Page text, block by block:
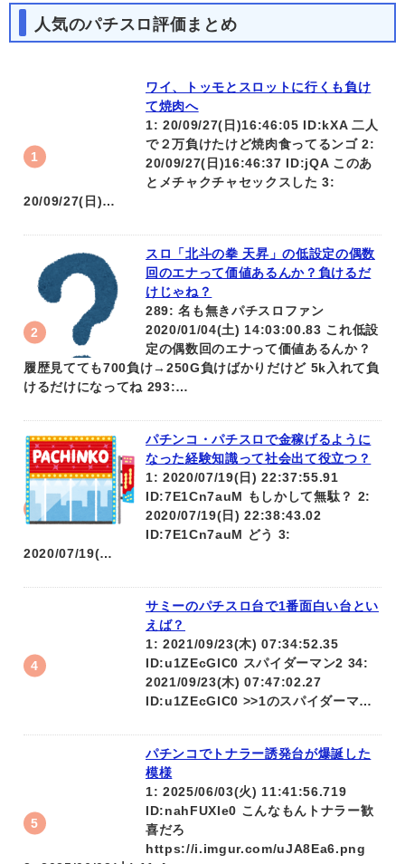
人気のパチスロ評価まとめ
ワイ、トッモとスロットに行くも負け
て焼肉へ
1: 20/09/27(日)16:46:05 ID:kXA 二人
で２万負けたけど焼肉食ってるンゴ 2:
20/09/27(日)16:46:37 ID:jQA このあ
とメチャクチャセックスした 3:
20/09/27(日)…
スロ「北斗の拳 天昇」の低設定の偶数
回のエナって価値あるんか？負けるだ
けじゃね？
289: 名も無きパチスロファン
2020/01/04(土) 14:03:00.83 これ低設
定の偶数回のエナって価値あるんか？
履歴見てても700負け→250G負けばかりだけど 5k入れて負
けるだけになってね 293:…
パチンコ・パチスロで金稼げるように
なった経験知識って社会出て役立つ？
1: 2020/07/19(日) 22:37:55.91
ID:7E1Cn7auM もしかして無駄？ 2:
2020/07/19(日) 22:38:43.02
ID:7E1Cn7auM どう 3:
2020/07/19(…
サミーのパチスロ台で1番面白い台とい
えば？
1: 2021/09/23(木) 07:34:52.35
ID:u1ZEcGlC0 スパイダーマン2 34:
2021/09/23(木) 07:47:02.27
ID:u1ZEcGlC0 >>1のスパイダーマ…
パチンコでトナラー誘発台が爆誕した
模様
1: 2025/06/03(火) 11:41:56.719
ID:nahFUXIe0 こんなもんトナラー歓
喜だろ
https://i.imgur.com/uJA8Ea6.png